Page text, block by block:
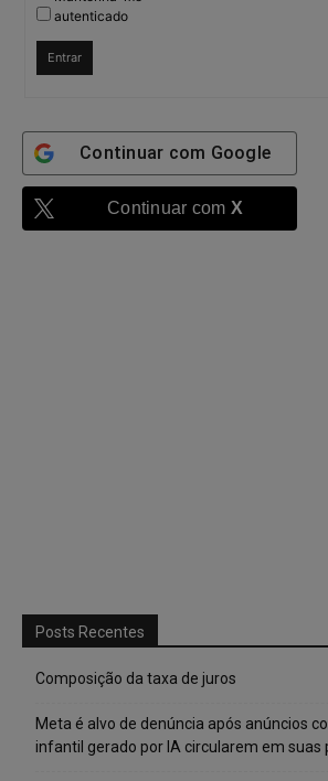
autenticado
Entrar
Continuar com Google
Continuar com X
Posts Recentes
Composição da taxa de juros
Meta é alvo de denúncia após anúncios
infantil gerado por IA circularem em